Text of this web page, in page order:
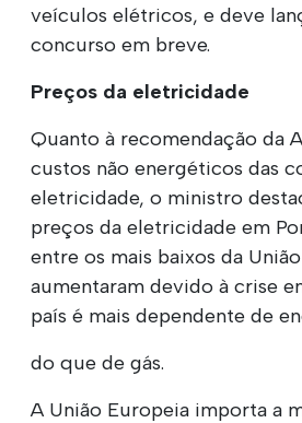
veículos elétricos, e deve
concurso em breve.
Preços da eletricidade
Quanto à recomendação da
custos não energéticos das
eletricidade, o ministro
preços da eletricidade em
entre os mais baixos da
aumentaram devido à crise
país é mais dependente de
do que de gás.
A União Europeia importa a